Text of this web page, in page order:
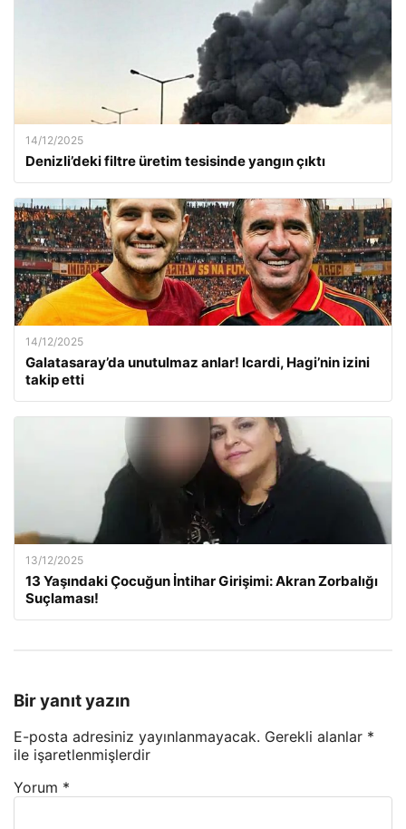
14/12/2025
Denizli’deki filtre üretim tesisinde yangın çıktı
14/12/2025
Galatasaray’da unutulmaz anlar! Icardi, Hagi’nin izini
takip etti
13/12/2025
13 Yaşındaki Çocuğun İntihar Girişimi: Akran Zorbalığı
Suçlaması!
Bir yanıt yazın
E-posta adresiniz yayınlanmayacak. Gerekli alanlar *
ile işaretlenmişlerdir
Yorum *